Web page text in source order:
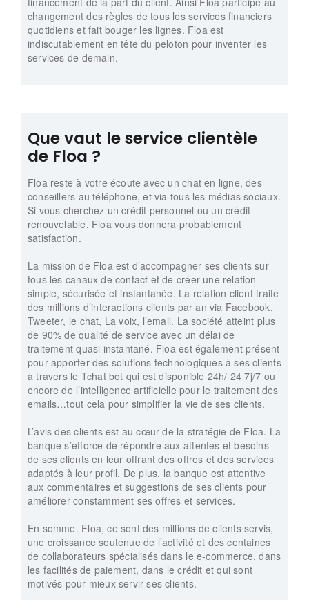
changement des règles de tous les services financiers
quotidiens et fait bouger les lignes. Floa est
indiscutablement en tête du peloton pour inventer les
services de demain.
Que vaut le service clientèle
de Floa ?
Floa reste à votre écoute avec un chat en ligne, des
conseillers au téléphone, et via tous les médias sociaux.
Si vous cherchez un crédit personnel ou un crédit
renouvelable, Floa vous donnera probablement
satisfaction.
La mission de Floa est d’accompagner ses clients sur
tous les canaux de contact et de créer une relation
simple, sécurisée et instantanée. La relation client traite
des millions d’interactions clients par an via Facebook,
Tweeter, le chat, La voix, l’email. La société atteint plus
de 90% de qualité de service avec un délai de
traitement quasi instantané. Floa est également présent
pour apporter des solutions technologiques à ses clients
à travers le Tchat bot qui est disponible 24h/ 24 7j/7 ou
encore de l’intelligence artificielle pour le traitement des
emails…tout cela pour simplifier la vie de ses clients.
L’avis des clients est au cœur de la stratégie de Floa. La
banque s’efforce de répondre aux attentes et besoins
de ses clients en leur offrant des offres et des services
adaptés à leur profil. De plus, la banque est attentive
aux commentaires et suggestions de ses clients pour
améliorer constamment ses offres et services.
En somme. Floa, ce sont des millions de clients servis,
une croissance soutenue de l’activité et des centaines
de collaborateurs spécialisés dans le e-commerce, dans
les facilités de paiement, dans le crédit et qui sont
motivés pour mieux servir ses clients.